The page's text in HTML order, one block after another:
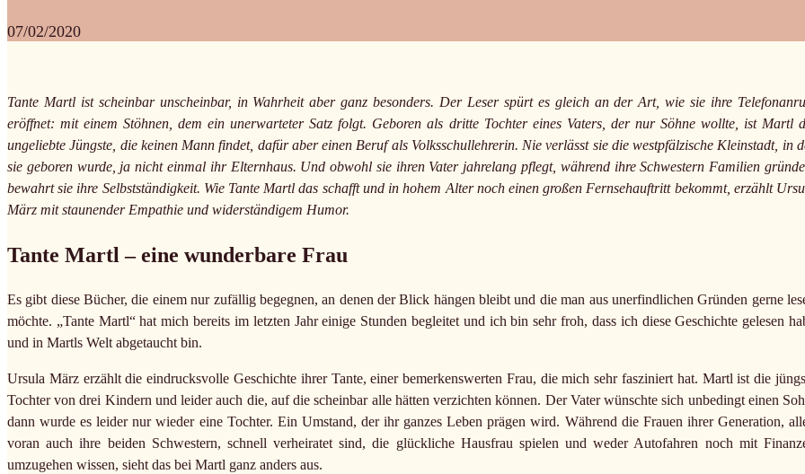
07/02/2020
Tante Martl ist scheinbar unscheinbar, in Wahrheit aber ganz besonders. Der Leser spürt es gleich an der Art, wie sie ihre
eröffnet: mit einem Stöhnen, dem ein unerwarteter Satz folgt. Geboren als dritte Tochter eines Vaters, der nur Söhne wollte, ist Martl
ungeliebte Jüngste, die keinen Mann findet, dafür aber einen Beruf als Volksschullehrerin. Nie verlässt sie die westpfälzische Kleinstadt, in
sie geboren wurde, ja nicht einmal ihr Elternhaus. Und obwohl sie ihren Vater jahrelang pflegt, während ihre Schwestern Familien
bewahrt sie ihre Selbstständigkeit. Wie Tante Martl das schafft und in hohem Alter noch einen großen Fernsehauftritt bekommt, erzählt
März mit staunender Empathie und widerständigem Humor.
Tante Martl – eine wunderbare Frau
Es gibt diese Bücher, die einem nur zufällig begegnen, an denen der Blick hängen bleibt und die man aus unerfindlichen Gründen gerne
möchte. „Tante Martl“ hat mich bereits im letzten Jahr einige Stunden begleitet und ich bin sehr froh, dass ich diese Geschichte gelesen
und in Martls Welt abgetaucht bin.
Ursula März erzählt die eindrucksvolle Geschichte ihrer Tante, einer bemerkenswerten Frau, die mich sehr fasziniert hat. Martl ist die
Tochter von drei Kindern und leider auch die, auf die scheinbar alle hätten verzichten können. Der Vater wünschte sich unbedingt einen
dann wurde es leider nur wieder eine Tochter. Ein Umstand, der ihr ganzes Leben prägen wird. Während die Frauen ihrer Generation,
voran auch ihre beiden Schwestern, schnell verheiratet sind, die glückliche Hausfrau spielen und weder Autofahren noch mit
umzugehen wissen, sieht das bei Martl ganz anders aus.